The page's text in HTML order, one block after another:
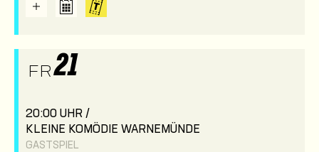
FR 21
20:00 UHR /
KLEINE KOMÖDIE WARNEMÜNDE
GASTSPIEL